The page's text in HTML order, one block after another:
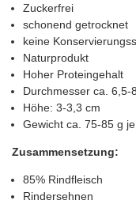
Zuckerfrei
schonend getrocknet
keine
Naturprodukt
Hoher Proteingehalt
Durchmesser ca. 6,5-
Höhe: 3-3,3 cm
Gewicht ca. 75-85 g
Zusammensetzung:
85% Rindfleisch
Rindersehnen